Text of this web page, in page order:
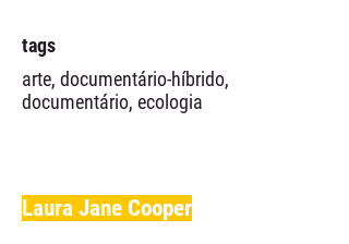
tags
arte, documentário-híbrido,
documentário, ecologia
Laura Jane Cooper